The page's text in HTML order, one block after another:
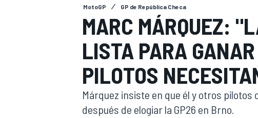
MOTOGP
MotoGP GP de República Checa
MARC MÁRQUEZ:
LISTA PARA
PILOTOS
Márquez insiste en que él y otros
después de elogiar la GP26 en Brno.